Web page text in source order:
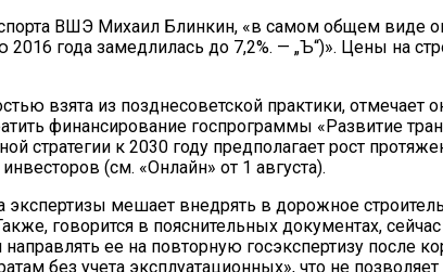
ВШЭ Михаил Блинкин, «в самом общем виде
года замедлилась до 7,2%. — „Ъ“)». Цены на
взята из позднесоветской практики, отмечает
финансирование госпрограммы «Развитие
стратегии к 2030 году предполагает рост
(см. «Онлайн» от 1 августа).
мешает внедрять в дорожное
говорится в пояснительных документах,
ее на повторную госэкспертизу после
без учета эксплуатационных», что не